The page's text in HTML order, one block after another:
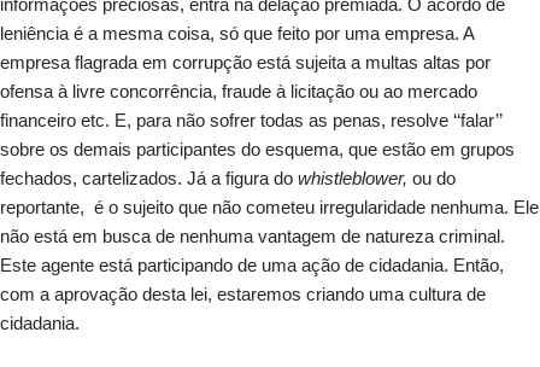
informações preciosas, entra na delação premiada. O acordo de
leniência é a mesma coisa, só que feito por uma empresa. A
empresa flagrada em corrupção está sujeita a multas altas por
ofensa à livre concorrência, fraude à licitação ou ao mercado
financeiro etc. E, para não sofrer todas as penas, resolve ‘‘falar’’
sobre os demais participantes do esquema, que estão em grupos
fechados, cartelizados. Já a figura do whistleblower, ou do
reportante, é o sujeito que não cometeu irregularidade nenhuma. Ele
não está em busca de nenhuma vantagem de natureza criminal.
Este agente está participando de uma ação de cidadania. Então,
com a aprovação desta lei, estaremos criando uma cultura de
cidadania.